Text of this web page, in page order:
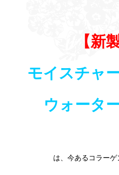
【新
モイスチャ
ウォータ
は、今あるコラー